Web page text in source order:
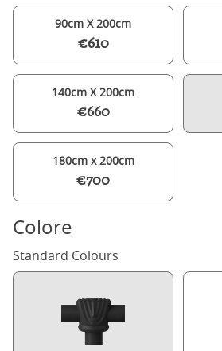
90cm X 200cm
€610
140cm X 200cm
€660
180cm x 200cm
€700
Colore
Standard Colours